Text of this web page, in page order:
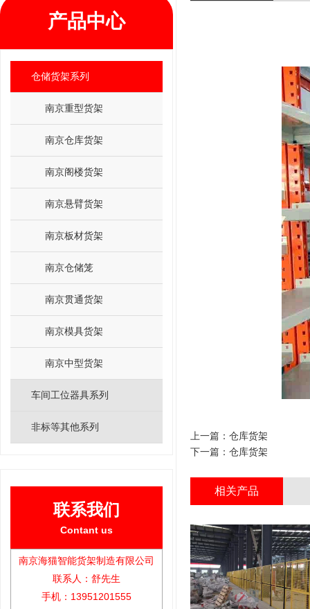
产品中心
仓储货架系列
南京重型货架
南京仓库货架
南京阁楼货架
南京悬臂货架
南京板材货架
南京仓储笼
南京贯通货架
南京模具货架
南京中型货架
车间工位器具系列
非标等其他系列
联系我们
Contant us
南京海猫智能货架制造有限公司
联系人：舒先生
手机：13951201555
上一篇： 仓库货架
下一篇： 仓库货架
相关产品